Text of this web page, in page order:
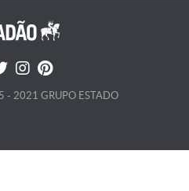
- 2021 GRUPO ESTADO